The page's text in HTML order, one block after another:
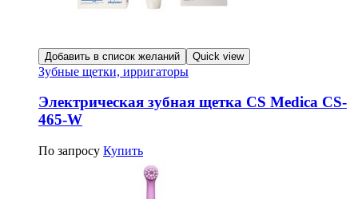
Добавить в список желаний Quick view
Зубные щетки, ирригаторы
Электрическая зубная щетка CS Medica CS-
465-W
По запросу Купить